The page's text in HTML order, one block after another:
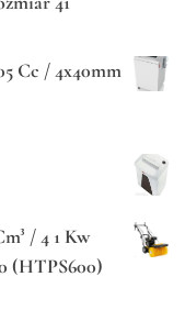
Cc / 4x40mm
/ 4 1 Kw
(HTPS600)